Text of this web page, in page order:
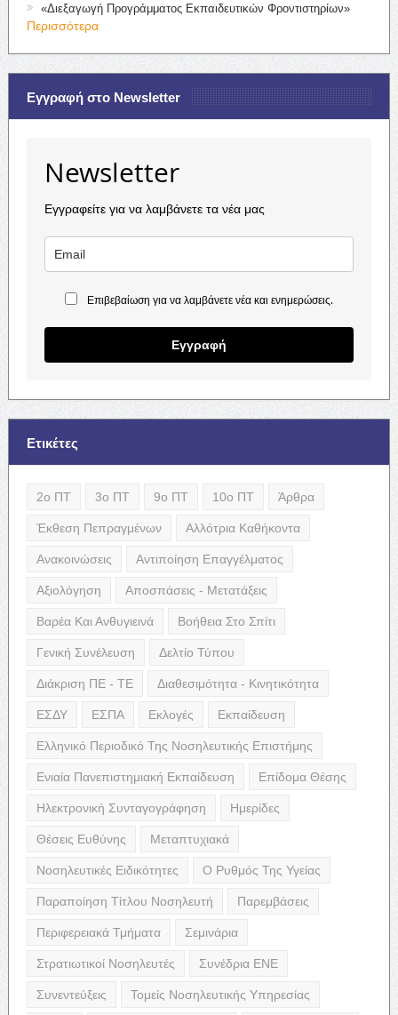
«Διεξαγωγή Προγράμματος Εκπαιδευτικών Φροντιστηρίων»
Περισσότερα
Εγγραφή στο Newsletter
Newsletter
Εγγραφείτε για να λαμβάνετε τα νέα μας
Επιβεβαίωση για να λαμβάνετε νέα και ενημερώσεις.
Εγγραφή
Ετικέτες
2ο ΠΤ 3ο ΠΤ 9ο ΠΤ 10ο ΠΤ Άρθρα
Έκθεση Πεπραγμένων Αλλότρια Καθήκοντα
Ανακοινώσεις Αντιποίηση Επαγγέλματος
Αξιολόγηση Αποσπάσεις - Μετατάξεις
Βαρέα Και Ανθυγιεινά Βοήθεια Στο Σπίτι
Γενική Συνέλευση Δελτίο Τύπου
Διάκριση ΠΕ - ΤΕ Διαθεσιμότητα - Κινητικότητα
ΕΣΔΥ ΕΣΠΑ Εκλογές Εκπαίδευση
Ελληνικό Περιοδικό Της Νοσηλευτικής Επιστήμης
Ενιαία Πανεπιστημιακή Εκπαίδευση Επίδομα Θέσης
Ηλεκτρονική Συνταγογράφηση Ημερίδες
Θέσεις Ευθύνης Μεταπτυχιακά
Νοσηλευτικές Ειδικότητες Ο Ρυθμός Της Υγείας
Παραποίηση Τίτλου Νοσηλευτή Παρεμβάσεις
Περιφερειακά Τμήματα Σεμινάρια
Στρατιωτικοί Νοσηλευτές Συνέδρια ΕΝΕ
Συνεντεύξεις Τομείς Νοσηλευτικής Υπηρεσίας